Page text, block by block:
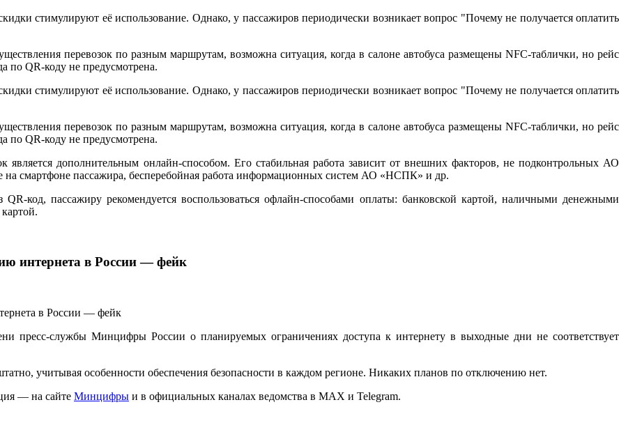
стимулируют её использование. Однако, у пассажиров периодически возникает вопрос "Почему не получается оплатить
перевозок по разным маршрутам, возможна ситуация, когда в салоне автобуса размещены NFC-таблички, но рейс
по QR-коду не предусмотрена.
стимулируют её использование. Однако, у пассажиров периодически возникает вопрос "Почему не получается оплатить
перевозок по разным маршрутам, возможна ситуация, когда в салоне автобуса размещены NFC-таблички, но рейс
по QR-коду не предусмотрена.
дополнительным онлайн-способом. Его стабильная работа зависит от внешних факторов, не подконтрольных АО
на смартфоне пассажира, бесперебойная работа информационных систем АО «НСПК» и др.
код, пассажиру рекомендуется воспользоваться офлайн-способами оплаты: банковской картой, наличными денежными
интернета в России — фейк
пресс-службы Минцифры России о планируемых ограничениях доступа к интернету в выходные дни не соответствует
учитывая особенности обеспечения безопасности в каждом регионе. Никаких планов по отключению нет.
— на сайте Минцифры и в официальных каналах ведомства в MAX и Telegram.